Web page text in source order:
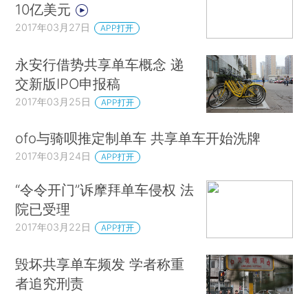
10亿美元
2017年03月27日 APP打开
永安行借势共享单车概念 递
交新版IPO申报稿
2017年03月25日 APP打开
ofo与骑呗推定制单车 共享单车开始洗牌
2017年03月24日 APP打开
“令令开门”诉摩拜单车侵权 法
院已受理
2017年03月22日 APP打开
毁坏共享单车频发 学者称重
者追究刑责